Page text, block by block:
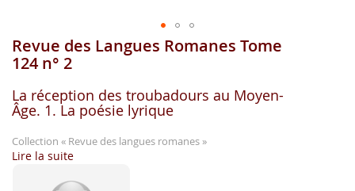
Aller
au
de
la
gallerie
d'image
Revue des Langues Romanes Tome
124 n° 2
La réception des troubadours au Moyen-
Âge. 1. La poésie lyrique
Collection « Revue des langues romanes »
Lire la suite